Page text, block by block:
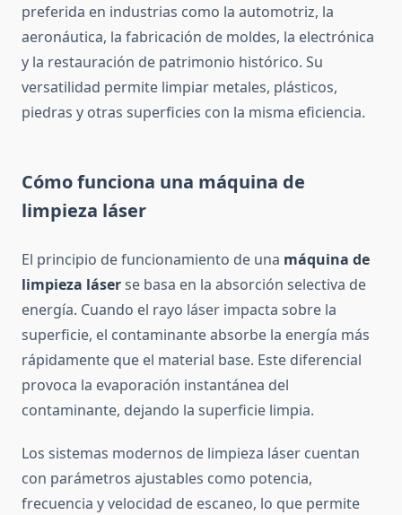
preferida en industrias como la automotriz, la
aeronáutica, la fabricación de moldes, la electrónica
y la restauración de patrimonio histórico. Su
versatilidad permite limpiar metales, plásticos,
piedras y otras superficies con la misma eficiencia.
Cómo funciona una máquina de
limpieza láser
El principio de funcionamiento de una máquina de
limpieza láserse basa en la absorción selectiva de
energía. Cuando el rayo láser impacta sobre la
superficie, el contaminante absorbe la energía más
rápidamente que el material base. Este diferencial
provoca la evaporación instantánea del
contaminante, dejando la superficie limpia.
Los sistemas modernos de limpieza láser cuentan
con parámetros ajustables como potencia,
frecuencia y velocidad de escaneo, lo que permite